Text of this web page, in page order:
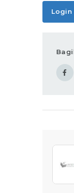
Login